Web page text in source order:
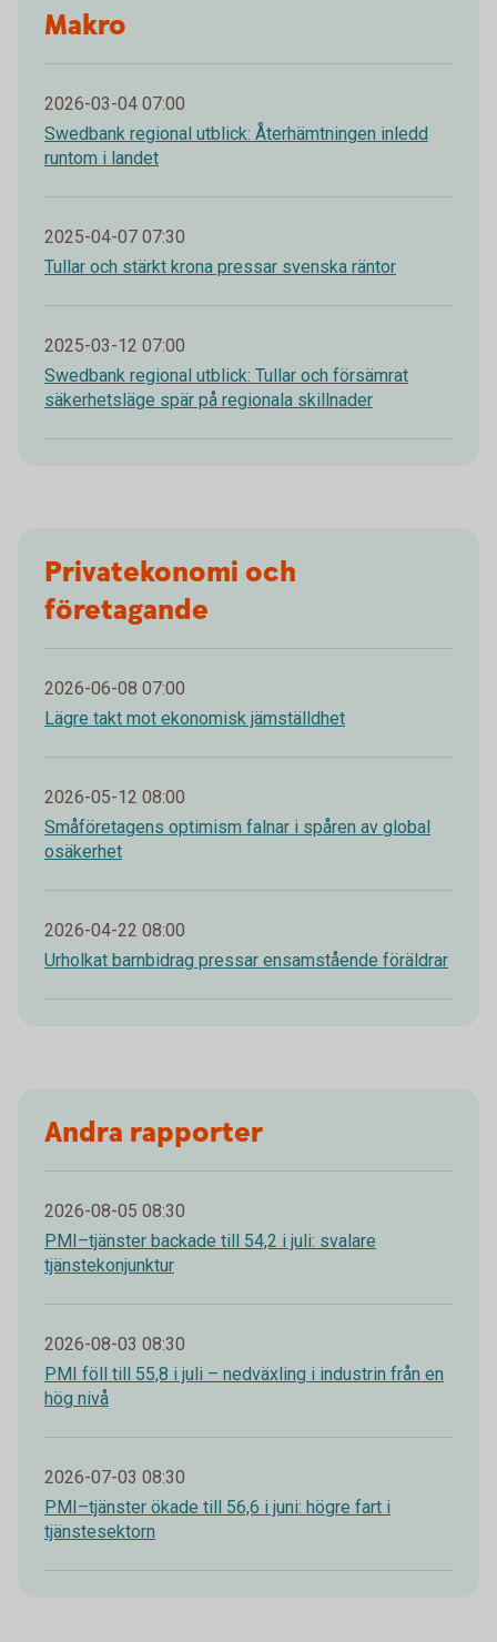
Makro
2026-03-04 07:00
Swedbank regional utblick: Återhämtningen inledd
runtom i landet
2025-04-07 07:30
Tullar och stärkt krona pressar svenska räntor
2025-03-12 07:00
Swedbank regional utblick: Tullar och försämrat
säkerhetsläge spär på regionala skillnader
Privatekonomi och
företagande
2026-06-08 07:00
Lägre takt mot ekonomisk jämställdhet
2026-05-12 08:00
Småföretagens optimism falnar i spåren av global
osäkerhet
2026-04-22 08:00
Urholkat barnbidrag pressar ensamstående föräldrar
Andra rapporter
2026-08-05 08:30
PMI–tjänster backade till 54,2 i juli: svalare
tjänstekonjunktur
2026-08-03 08:30
PMI föll till 55,8 i juli – nedväxling i industrin från en
hög nivå
2026-07-03 08:30
PMI–tjänster ökade till 56,6 i juni: högre fart i
tjänstesektorn